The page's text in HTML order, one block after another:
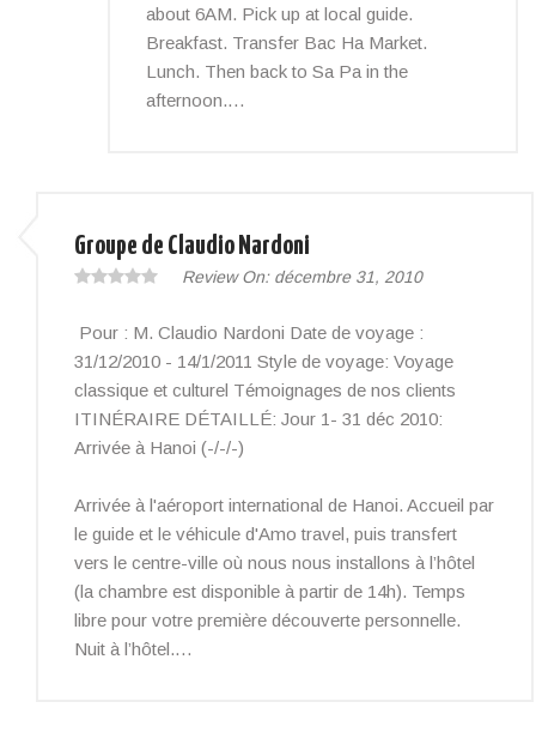
about 6AM. Pick up at local guide.
Breakfast. Transfer Bac Ha Market.
Lunch. Then back to Sa Pa in the
afternoon.…
Groupe de Claudio Nardoni
Review On: décembre 31, 2010
Pour : M. Claudio Nardoni Date de voyage :
31/12/2010 - 14/1/2011 Style de voyage: Voyage
classique et culturel Témoignages de nos clients
ITINÉRAIRE DÉTAILLÉ: Jour 1- 31 déc 2010:
Arrivée à Hanoi (-/-/-)
Arrivée à l'aéroport international de Hanoi. Accueil par
le guide et le véhicule d'Amo travel, puis transfert
vers le centre-ville où nous nous installons à l’hôtel
(la chambre est disponible à partir de 14h). Temps
libre pour votre première découverte personnelle.
Nuit à l’hôtel.…